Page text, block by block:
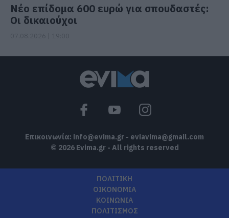
Νέο επίδομα 600 ευρώ για σπουδαστές:
Οι δικαιούχοι
Επικοινωνία: info@evima.gr - eviavima@gmail.com
© 2026 Evima.gr - All rights reserved
ΠΟΛΙΤΙΚΗ
ΟΙΚΟΝΟΜΙΑ
ΚΟΙΝΩΝΙΑ
ΠΟΛΙΤΙΣΜΟΣ